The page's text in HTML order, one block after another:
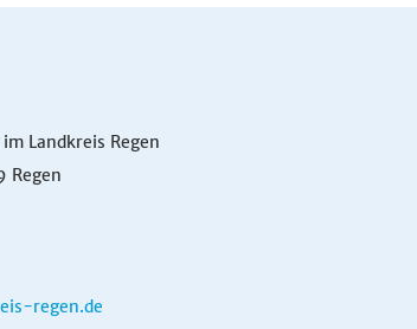
Landkreis Regen
Regen
regen.de